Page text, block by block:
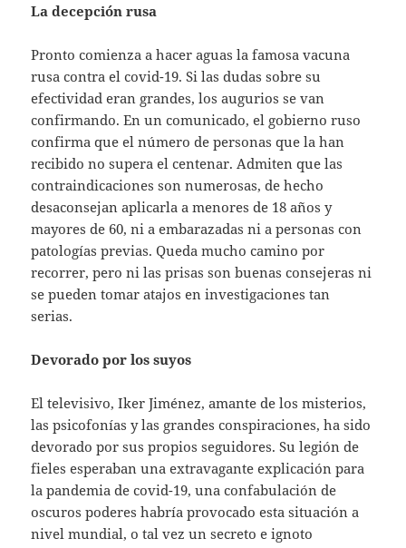
La decepción rusa
Pronto comienza a hacer aguas la famosa vacuna
rusa contra el covid-19. Si las dudas sobre su
efectividad eran grandes, los augurios se van
confirmando. En un comunicado, el gobierno ruso
confirma que el número de personas que la han
recibido no supera el centenar. Admiten que las
contraindicaciones son numerosas, de hecho
desaconsejan aplicarla a menores de 18 años y
mayores de 60, ni a embarazadas ni a personas con
patologías previas. Queda mucho camino por
recorrer, pero ni las prisas son buenas consejeras ni
se pueden tomar atajos en investigaciones tan
serias.
Devorado por los suyos
El televisivo, Iker Jiménez, amante de los misterios,
las psicofonías y las grandes conspiraciones, ha sido
devorado por sus propios seguidores. Su legión de
fieles esperaban una extravagante explicación para
la pandemia de covid-19, una confabulación de
oscuros poderes habría provocado esta situación a
nivel mundial, o tal vez un secreto e ignoto